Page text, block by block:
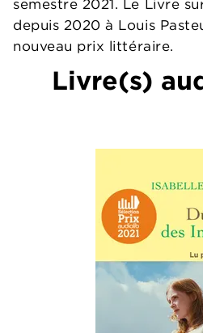
semestre 2021. Le Livre
depuis 2020 à Louis
nouveau prix littéraire.
Livre(s)